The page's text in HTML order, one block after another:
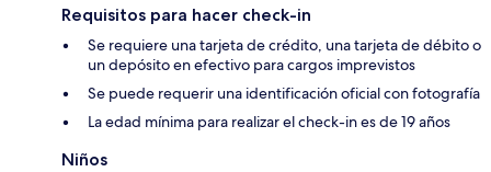
Requisitos para hacer check-in
Se requiere una tarjeta de crédito, una tarjeta de débito o
un depósito en efectivo para cargos imprevistos
Se puede requerir una identificación oficial con fotografía
La edad mínima para realizar el check-in es de 19 años
Niños